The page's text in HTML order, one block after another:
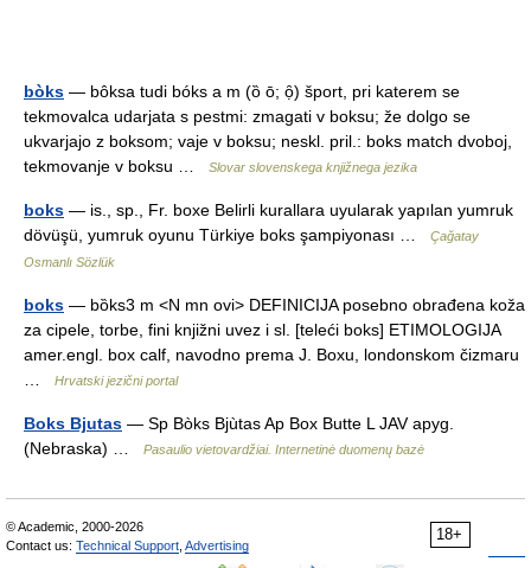
bòks — bôksa tudi bóks a m (ȍ ō; ọ̑) šport, pri katerem se
tekmovalca udarjata s pestmi: zmagati v boksu; že dolgo se
ukvarjajo z boksom; vaje v boksu; neskl. pril.: boks match dvoboj,
tekmovanje v boksu …
Slovar slovenskega knjižnega jezika
boks — is., sp., Fr. boxe Belirli kurallara uyularak yapılan yumruk
dövüşü, yumruk oyunu Türkiye boks şampiyonası …
Çağatay
Osmanlı Sözlük
boks — bȍks3 m <N mn ovi> DEFINICIJA posebno obrađena koža
za cipele, torbe, fini knjižni uvez i sl. [teleći boks] ETIMOLOGIJA
amer.engl. box calf, navodno prema J. Boxu, londonskom čizmaru
Hrvatski jezični portal
Boks Bjutas — Sp Bòks Bjùtas Ap Box Butte L JAV apyg.
(Nebraska) …
Pasaulio vietovardžiai. Internetinė duomenų bazė
18+
© Academic, 2000-2026
Contact us: Technical Support Advertising